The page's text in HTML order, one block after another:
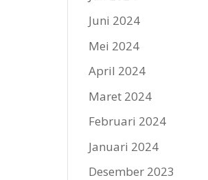
Juni 2024
Mei 2024
April 2024
Maret 2024
Februari 2024
Januari 2024
Desember 2023